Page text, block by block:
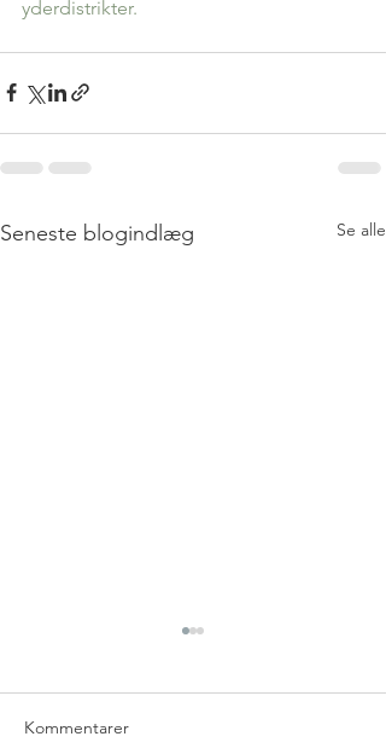
yderdistrikter.
Seneste blogindlæg Se alle
Kommentarer